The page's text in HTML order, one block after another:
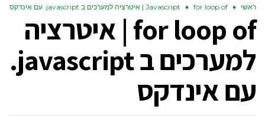
ראשי ♦
Javascript ♦ for loop of | איטרציה למערכים ב javascript. עם אינדקס
for loop of | איטרציה
למערכים ב javascript.
עם אינדקס